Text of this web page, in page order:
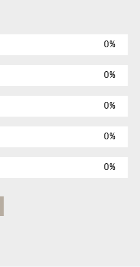
0%
0%
0%
0%
0%